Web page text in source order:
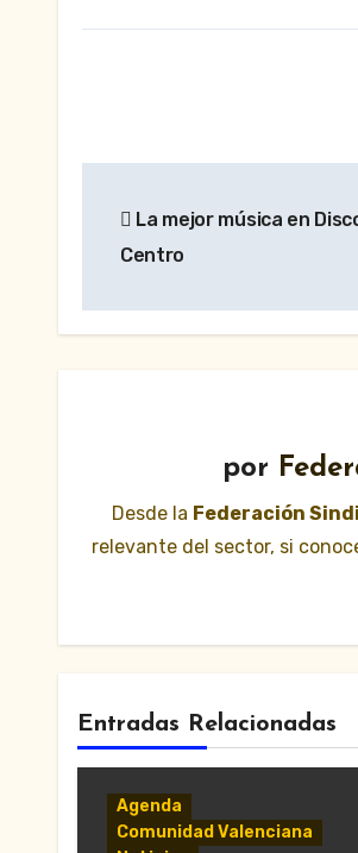
de La mejor música en
Centro
por
Desde la Federación
relevante del sector, si
Entradas Relacionadas
Agenda
Comunidad Valenciana